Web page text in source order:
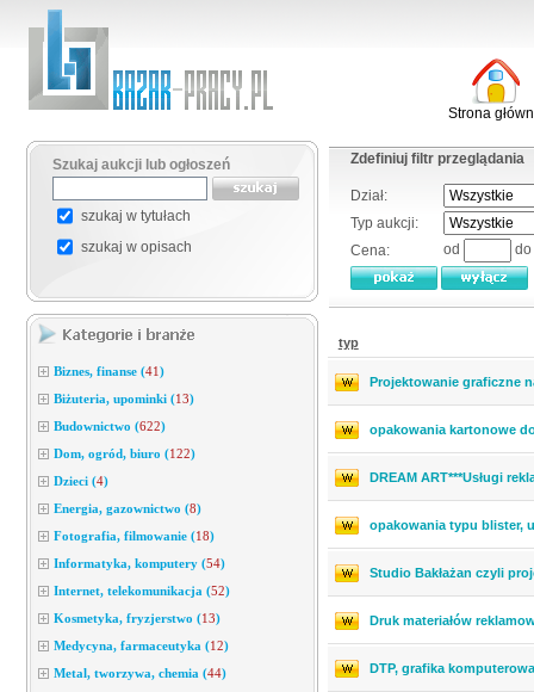
Strona
Szukaj aukcji lub ogłoszeń
szukaj w tytułach
szukaj w opisach
Biznes, finanse (41)
Biżuteria, upominki (13)
Budownictwo (622)
Dom, ogród, biuro (122)
Dzieci (4)
Energia, gazownictwo (8)
Fotografia, filmowanie (18)
Informatyka, komputery (54)
Internet, telekomunikacja (52)
Kosmetyka, fryzjerstwo (13)
Medycyna, farmaceutyka (12)
Metal, tworzywa, chemia (44)
Zdefiniuj filtr przeglądania
Dział:
Typ aukcji:
Cena:
od
typ
Projektowanie graficzne
opakowania kartonowe
DREAM ART***Usługi
opakowania typu blister,
Studio Bakłażan czyli
Druk materiałów
DTP, grafika komputerowa